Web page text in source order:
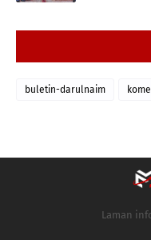
buletin-darulnaim
Laman